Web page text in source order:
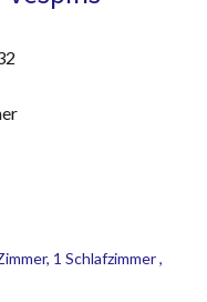
1 Schlafzimmer ,